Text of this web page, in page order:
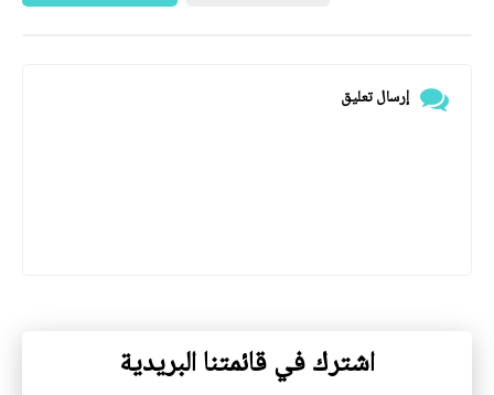
إرسال تعليق
اشترك في قائمتنا البريدية